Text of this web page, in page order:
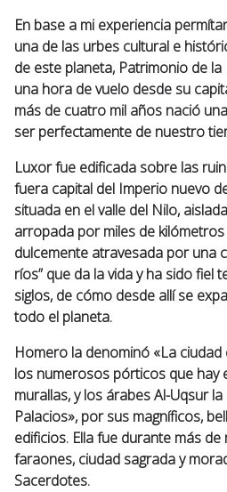
En base a mi experiencia
una de las urbes cultural e
de este planeta, Patrimonio de
una hora de vuelo desde su
más de cuatro mil años nació
ser perfectamente de nuestro
Luxor fue edificada sobre las
fuera capital del Imperio nuevo
situada en el valle del Nilo,
arropada por miles de
dulcemente atravesada por una
ríos” que da la vida y ha sido fiel
siglos, de cómo desde allí se
todo el planeta.
Homero la denominó «La
los numerosos pórticos que hay
murallas, y los árabes Al-Uqsur
Palacios», por sus magníficos,
edificios. Ella fue durante más
faraones, ciudad sagrada y
Sacerdotes.